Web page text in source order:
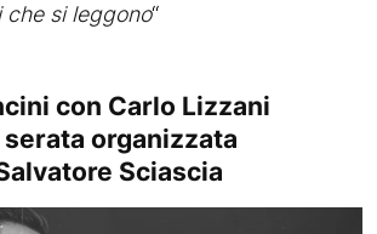
che si leggono“
con Carlo Lizzani
organizzata
Sciascia